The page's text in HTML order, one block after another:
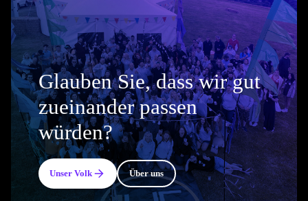
Glauben Sie, dass wir gut
zueinander passen
würden?
Unser Volk Über uns